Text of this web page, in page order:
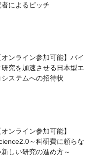
者によるピッチ
オンライン参加可能】バイ
研究を加速させる日本型エ
システムへの招待状
オンライン参加可能】
～科研費に頼らな
新しい研究の進め方～